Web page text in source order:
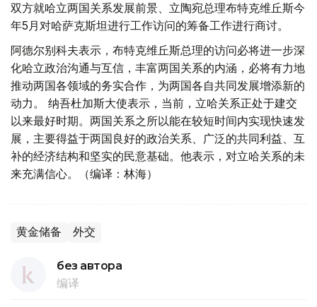
双方就哈立两国关系发展前景、立陶宛总理布特克维丘斯今
年5月对哈萨克斯坦进行工作访问的筹备工作进行商讨。
阿德尔别科夫表示，布特克维丘斯总理的访问必将进一步深
化哈立政治沟通与互信，丰富两国关系的内涵，必将有力地
推动两国各领域的务实合作，为两国各自共同发展增添新的
动力。 纳吾杜加斯大使表示，当前，立哈关系正处于建交
以来最好时期。两国关系之所以能在较短时间内实现快速发
展，主要得益于两国良好的政治关系、广泛的共同利益、互
补的经济结构和坚实的民意基础。他表示，对立哈关系的未
来充满信心。（编译：林海）
黄金储备 外交
без автора
编译